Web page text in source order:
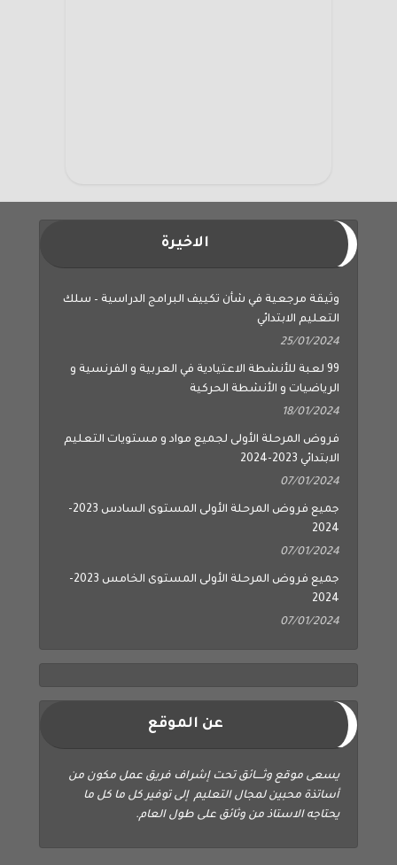
الاخيرة
وثيقة مرجعية في شأن تكييف البرامج الدراسية – سلك
التعليم الابتدائي
25/01/2024
99 لعبة للأنشطة الاعتيادية في العربية و الفرنسية و
الرياضيات و الأنشطة الحركية
18/01/2024
فروض المرحلة الأولى لجميع مواد و مستويات التعليم
الابتدائي 2023-2024
07/01/2024
جميع فروض المرحلة الأولى المستوى السادس 2023-
2024
07/01/2024
جميع فروض المرحلة الأولى المستوى الخامس 2023-
2024
07/01/2024
عن الموقع
يسعى موقع وثــــائق تحت إشراف فريق عمل مكون من
أساتذة محبين لمجال التعليم إلى توفير كل ما كل ما
يحتاجه الاستاذ من وثائق على طول العام.